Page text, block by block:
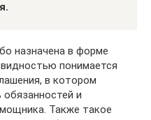
назначена в форме
понимается
в котором
и
Также такое